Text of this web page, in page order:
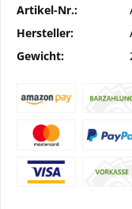
Artikel-Nr.:
Hersteller:
Gewicht: